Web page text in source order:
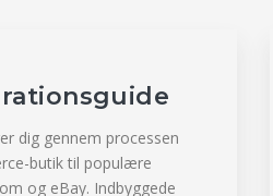
dig gennem processen
butik til populære
og eBay. Indbyggede